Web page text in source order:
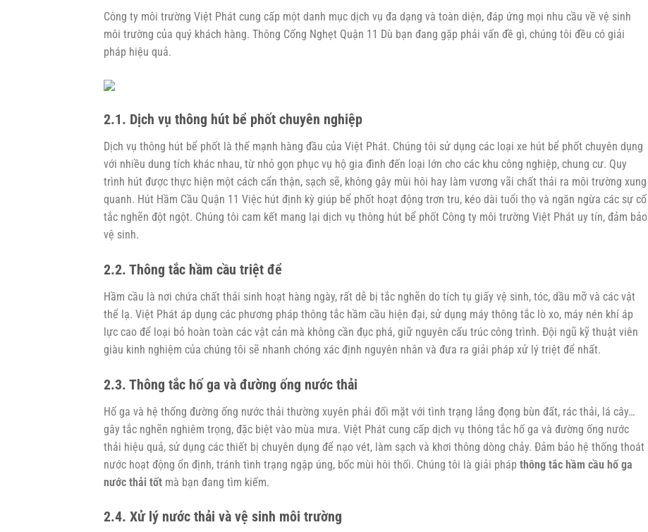
Công ty môi trường Việt Phát cung cấp một danh mục dịch vụ đa dạng và toàn diện, đáp ứng mọi nhu cầu về vệ sinh
môi trường của quý khách hàng. Thông Cống Nghẹt Quận 11 Dù bạn đang gặp phải vấn đề gì, chúng tôi đều có giải
pháp hiệu quả.
2.1. Dịch vụ thông hút bể phốt chuyên nghiệp
Dịch vụ thông hút bể phốt là thế mạnh hàng đầu của Việt Phát. Chúng tôi sử dụng các loại xe hút bể phốt chuyên dụng
với nhiều dung tích khác nhau, từ nhỏ gọn phục vụ hộ gia đình đến loại lớn cho các khu công nghiệp, chung cư. Quy
trình hút được thực hiện một cách cẩn thận, sạch sẽ, không gây mùi hôi hay làm vương vãi chất thải ra môi trường xung
quanh. Hút Hầm Cầu Quận 11 Việc hút định kỳ giúp bể phốt hoạt động trơn tru, kéo dài tuổi thọ và ngăn ngừa các sự cố
tắc nghẽn đột ngột. Chúng tôi cam kết mang lại dịch vụ thông hút bể phốt Công ty môi trường Việt Phát uy tín, đảm bảo
vệ sinh.
2.2. Thông tắc hầm cầu triệt để
Hầm cầu là nơi chứa chất thải sinh hoạt hàng ngày, rất dễ bị tắc nghẽn do tích tụ giấy vệ sinh, tóc, dầu mỡ và các vật
thể lạ. Việt Phát áp dụng các phương pháp thông tắc hầm cầu hiện đại, sử dụng máy thông tắc lò xo, máy nén khí áp
lực cao để loại bỏ hoàn toàn các vật cản mà không cần đục phá, giữ nguyên cấu trúc công trình. Đội ngũ kỹ thuật viên
giàu kinh nghiệm của chúng tôi sẽ nhanh chóng xác định nguyên nhân và đưa ra giải pháp xử lý triệt để nhất.
2.3. Thông tắc hố ga và đường ống nước thải
Hố ga và hệ thống đường ống nước thải thường xuyên phải đối mặt với tình trạng lắng đọng bùn đất, rác thải, lá cây…
gây tắc nghẽn nghiêm trọng, đặc biệt vào mùa mưa. Việt Phát cung cấp dịch vụ thông tắc hố ga và đường ống nước
thải hiệu quả, sử dụng các thiết bị chuyên dụng để nạo vét, làm sạch và khơi thông dòng chảy. Đảm bảo hệ thống thoát
nước hoạt động ổn định, tránh tình trạng ngập úng, bốc mùi hôi thối. Chúng tôi là giải pháp thông tắc hầm cầu hố ga
nước thải tốt mà bạn đang tìm kiếm.
2.4. Xử lý nước thải và vệ sinh môi trường